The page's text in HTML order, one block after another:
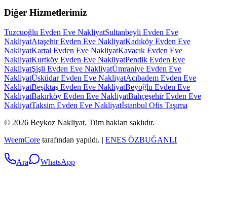
Diğer Hizmetlerimiz
Tuzcuoğlu Evden Eve NakliyatSultanbeyli Evden Eve
NakliyatAtaşehir Evden Eve NakliyatKadıköy Evden Eve
NakliyatKartal Evden Eve NakliyatKavacık Evden Eve
NakliyatKurtköy Evden Eve NakliyatPendik Evden Eve
NakliyatŞişli Evden Eve NakliyatÜmraniye Evden Eve
NakliyatÜsküdar Evden Eve NakliyatAcıbadem Evden Eve
NakliyatBeşiktaş Evden Eve NakliyatBeyoğlu Evden Eve
NakliyatBakırköy Evden Eve NakliyatBahçeşehir Evden Eve
NakliyatTaksim Evden Eve Nakliyatİstanbul Ofis Taşıma
© 2026 Beykoz Nakliyat. Tüm hakları saklıdır.
WeemCore tarafından yapıldı. | ENES ÖZBUĞANLI
Ara WhatsApp